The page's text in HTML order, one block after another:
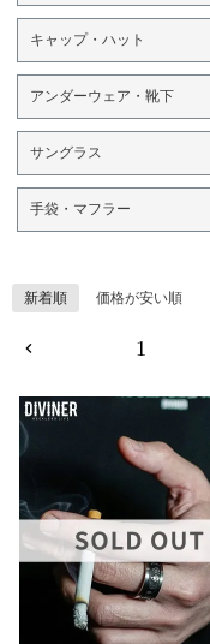
キャップ・ハット
アンダーウェア・靴下
サングラス
手袋・マフラー
新着順 価格が安い順
1